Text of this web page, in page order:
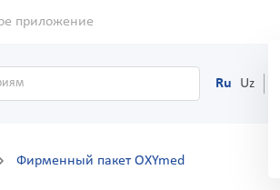
приложение
Ru Uz
Фирменный пакет OXYmed